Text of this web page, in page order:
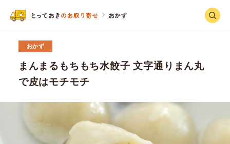
とっておきのお取り寄せ おかず
おかず
まんまるもちもち水餃子 文字通りまん丸
で皮はモチモチ